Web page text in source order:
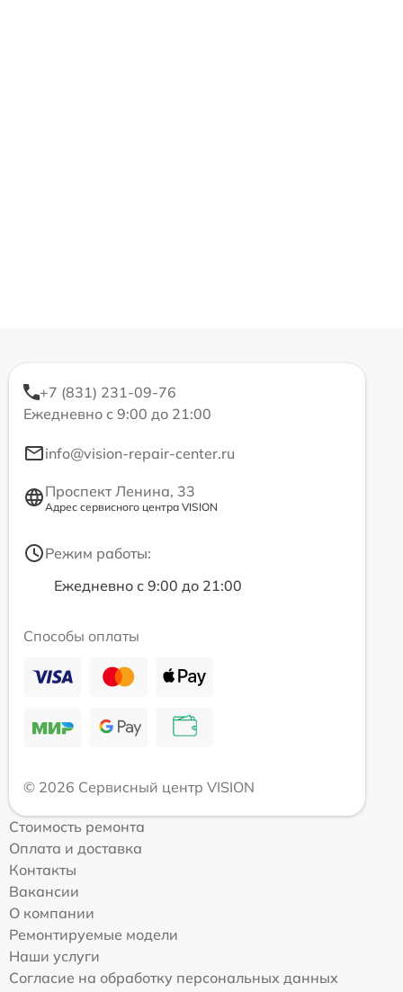
+7 (831) 231-09-76
Ежедневно с 9:00 до 21:00
info@vision-repair-center.ru
Проспект Ленина, 33
Адрес сервисного центра VISION
Режим работы:
Ежедневно с 9:00 до 21:00
Способы оплаты
© 2026 Сервисный центр VISION
Стоимость ремонта
Оплата и доставка
Контакты
Вакансии
О компании
Ремонтируемые модели
Наши услуги
Согласие на обработку персональных данных